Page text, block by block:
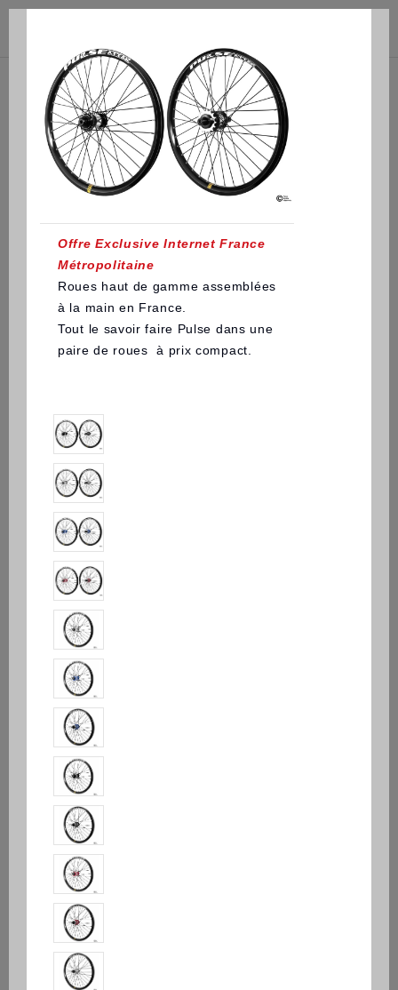
391,51 € ÉCONOMISEZ 11%
Offre Exclusive Internet France Métropolitaine
Roues haut de gamme assemblées à la main en France.
Tout le savoir faire Pulse dans une paire de roues à prix
compact.
Diamètre de
Type de frein
Frein à disque uniquement
Diamètre de
l'axe avant
Quantité
AJOUTER AU PANIER
Produit disponible avec d'autres options
Offre Exclusive Internet France
Métropolitaine
Roues haut de gamme assemblées
à la main en France.
Tout le savoir faire Pulse dans une
paire de roues à prix compact.